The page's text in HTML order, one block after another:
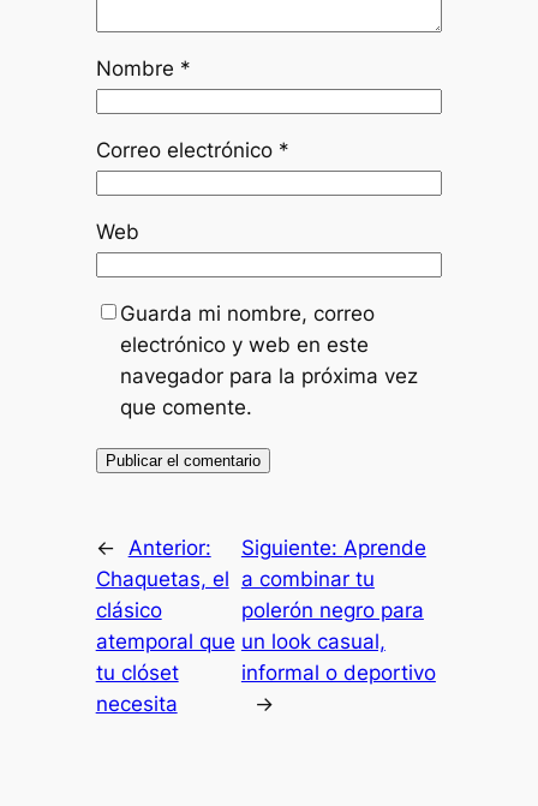
Nombre *
Correo electrónico *
Web
Guarda mi nombre, correo
electrónico y web en este
navegador para la próxima vez
que comente.
← Anterior:
Chaquetas, el
clásico
atemporal que
tu clóset
necesita
Siguiente: Aprende
a combinar tu
polerón negro para
un look casual,
informal o deportivo
→